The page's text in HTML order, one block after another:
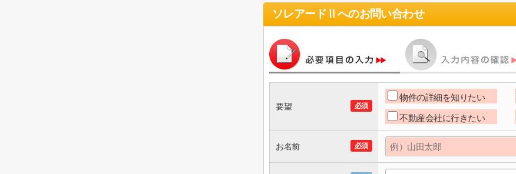
ソレアードⅡ へのお問い合わせ
必須
要望
物件の詳細を知りたい
不動産会社に行きたい
必須
お名前